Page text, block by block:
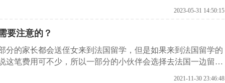
2023-05-31 14:50:15
要注意的？
分的家长都会送侄女来到法国留学，但是如果来到法国留学的
这笔费用可不少，所以一部分的小伙伴会选择去法国一边留学
工就业需要注意什么。
2021-11-30 23:46:48